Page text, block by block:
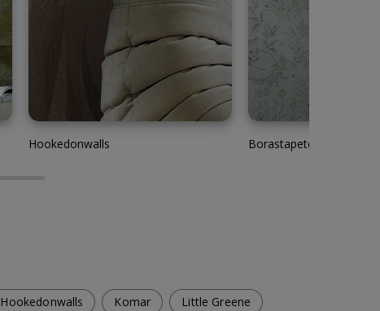
Hookedonwalls Borastapeter
Hookedonwalls Komar Little Greene